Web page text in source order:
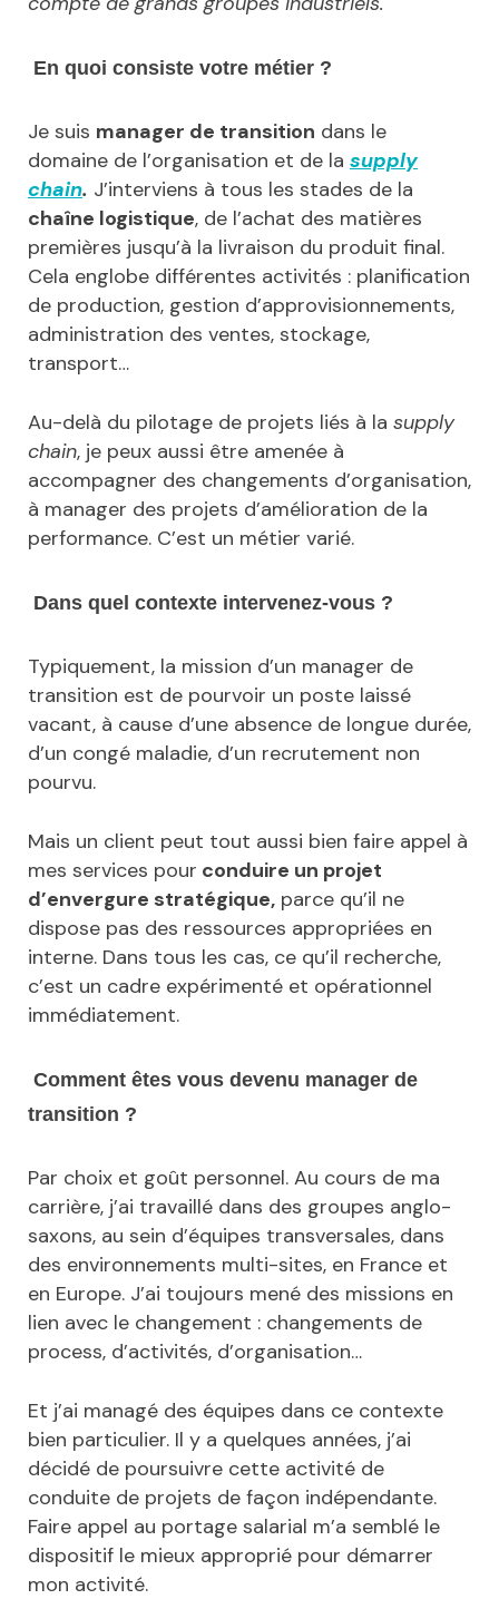
En quoi consiste votre métier ?
Je suis manager de transition dans le
domaine de l’organisation et de la supply
chain. J’interviens à tous les stades de la
chaîne logistique, de l’achat des matières
premières jusqu’à la livraison du produit final.
Cela englobe différentes activités : planification
de production, gestion d’approvisionnements,
administration des ventes, stockage,
transport…
Au-delà du pilotage de projets liés à la supply
chain, je peux aussi être amenée à
accompagner des changements d’organisation,
à manager des projets d’amélioration de la
performance. C’est un métier varié.
Dans quel contexte intervenez-vous ?
Typiquement, la mission d’un manager de
transition est de pourvoir un poste laissé
vacant, à cause d’une absence de longue durée,
d’un congé maladie, d’un recrutement non
pourvu.
Mais un client peut tout aussi bien faire appel à
mes services pour conduire un projet
d’envergure stratégique, parce qu’il ne
dispose pas des ressources appropriées en
interne. Dans tous les cas, ce qu’il recherche,
c’est un cadre expérimenté et opérationnel
immédiatement.
Comment êtes vous devenu manager de
transition ?
Par choix et goût personnel. Au cours de ma
carrière, j’ai travaillé dans des groupes anglo-
saxons, au sein d’équipes transversales, dans
des environnements multi-sites, en France et
en Europe. J’ai toujours mené des missions en
lien avec le changement : changements de
process, d’activités, d’organisation…
Et j’ai managé des équipes dans ce contexte
bien particulier. Il y a quelques années, j’ai
décidé de poursuivre cette activité de
conduite de projets de façon indépendante.
Faire appel au portage salarial m’a semblé le
dispositif le mieux approprié pour démarrer
mon activité.